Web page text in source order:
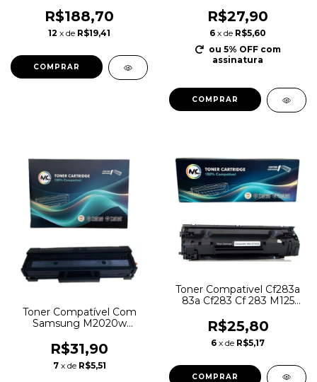
TN219
R$188,70
12 x de R$19,41
R$27,90
6 x de R$5,60
ou 5% OFF com
assinatura
COMPRAR
Toner Compatível Com
Samsung M2020w
D111
R$31,90
7 x de R$5,51
Toner Compativel Cf283a
83a Cf283 Cf 283 M125
R$25,80
6 x de R$5,17